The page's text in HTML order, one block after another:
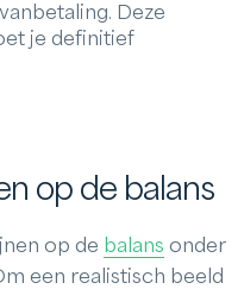
Deze
je definitief
op de balans
op de balans onder
een realistisch beeld